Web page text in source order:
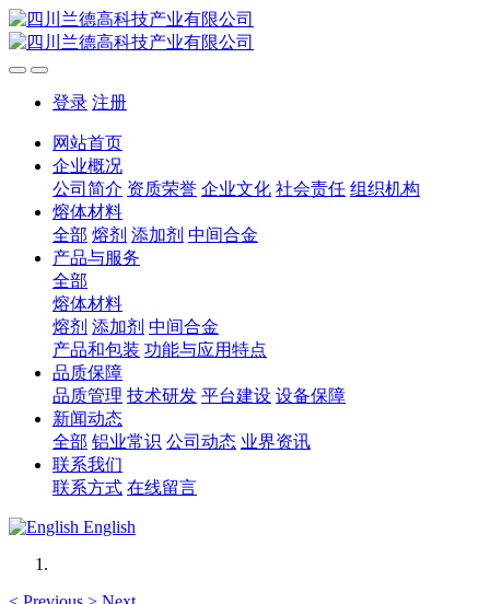
登录 注册
网站首页
企业概况
公司简介 资质荣誉 企业文化 社会责任 组织机构
熔体材料
全部 熔剂 添加剂 中间合金
产品与服务
全部
熔体材料
熔剂 添加剂 中间合金
产品和包装 功能与应用特点
品质保障
品质管理 技术研发 平台建设 设备保障
新闻动态
全部 铝业常识 公司动态 业界资讯
联系我们
联系方式 在线留言
English